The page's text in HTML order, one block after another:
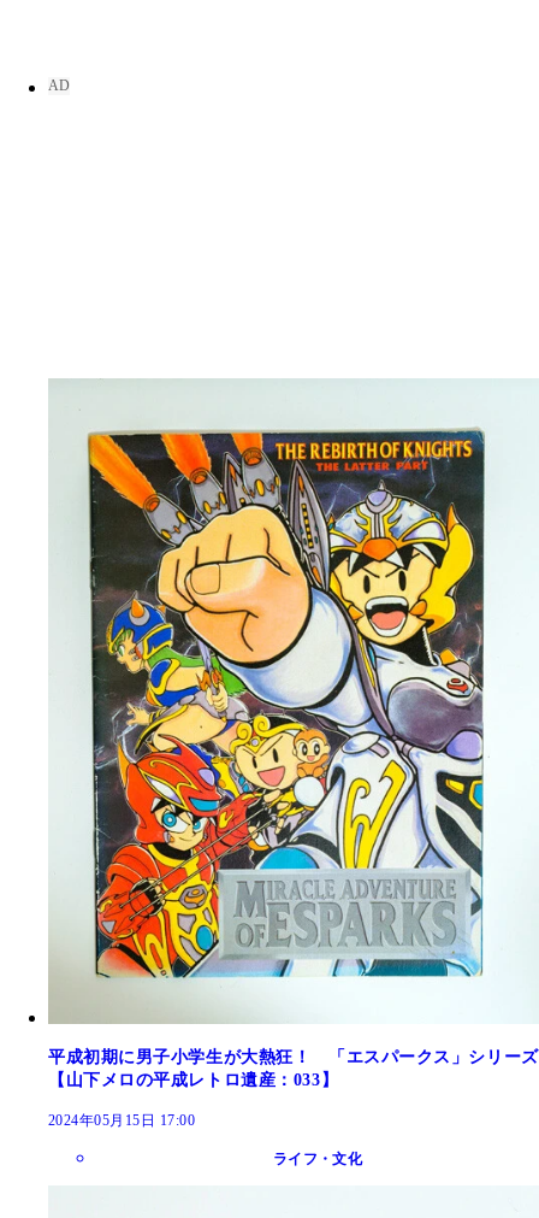
平成初期に男子小学生が大熱狂！ 「エスパークス」シリーズ
【山下メロの平成レトロ遺産：033】
2024年05月15日 17:00
ライフ・文化